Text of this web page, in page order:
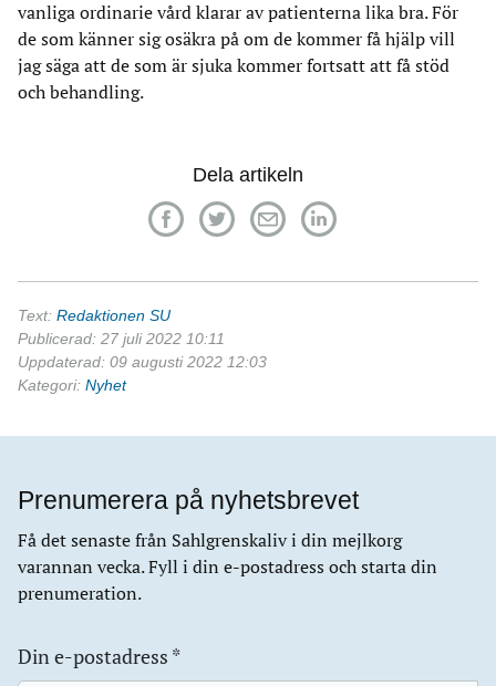
vanliga ordinarie vård klarar av patienterna lika bra. För
de som känner sig osäkra på om de kommer få hjälp vill
jag säga att de som är sjuka kommer fortsatt att få stöd
och behandling.
Dela artikeln
Text: Redaktionen SU
Publicerad: 27 juli 2022 10:11
Uppdaterad: 09 augusti 2022 12:03
Kategori: Nyhet
Prenumerera på nyhetsbrevet
Få det senaste från Sahlgrenskaliv i din mejlkorg
varannan vecka. Fyll i din e-postadress och starta din
prenumeration.
Din e-postadress *